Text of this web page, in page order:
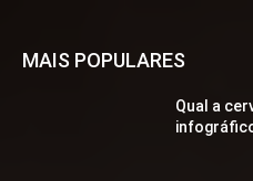
MAIS POPULARES
Qual a